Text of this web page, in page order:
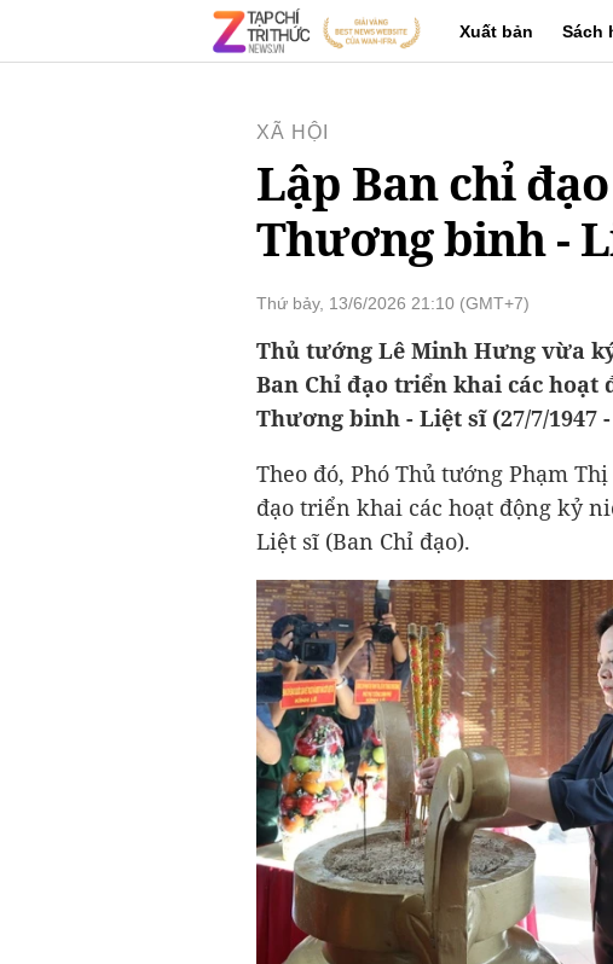
Xuất bản Sách
XÃ HỘI
Lập Ban chỉ
Thương binh -
Thứ bảy, 13/6/2026 21:10 (GMT+7)
Thủ tướng Lê Minh Hưng vừa
Ban Chỉ đạo triển khai các hoạt
Thương binh - Liệt sĩ (27/7/1947 -
Theo đó, Phó Thủ tướng Phạm
đạo triển khai các hoạt động kỷ
Liệt sĩ (Ban Chỉ đạo).